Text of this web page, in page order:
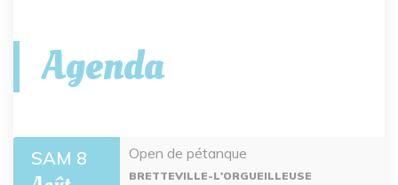
Agenda
SAM 8 Open de pétanque
BRETTEVILLE-L'ORGUEILLEUSE